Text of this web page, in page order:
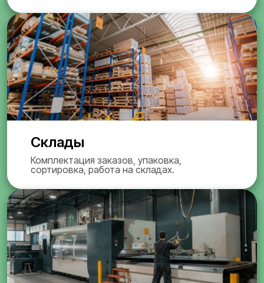
Склады
Комплектация заказов, упаковка,
сортировка, работа на складах.